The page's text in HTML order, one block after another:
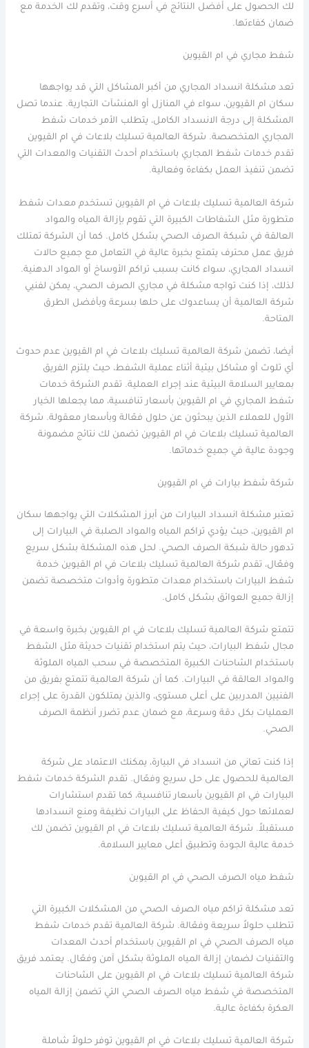
لك الحصول على أفضل النتائج في أسرع وقت، وتقدم لك الخدمة مع
ضمان كفاءتها.
شفط مجاري في ام القيوين
تعد مشكلة انسداد المجاري من أكبر المشاكل التي قد يواجهها
سكان ام القيوين، سواء في المنازل أو المنشآت التجارية. عندما تصل
المشكلة إلى درجة الانسداد الكامل، يتطلب الأمر خدمات شفط
المجاري المتخصصة. شركة العالمية تسليك بلاعات في ام القيوين
تقدم خدمات شفط المجاري باستخدام أحدث التقنيات والمعدات التي
تضمن تنفيذ العمل بكفاءة وفعالية.
شركة العالمية تسليك بلاعات في ام القيوين تستخدم معدات شفط
متطورة مثل الشفاطات الكبيرة التي تقوم بإزالة المياه والمواد
العالقة في شبكة الصرف الصحي بشكل كامل. كما أن الشركة تمتلك
فريق عمل محترف يتمتع بخبرة عالية في التعامل مع جميع حالات
انسداد المجاري، سواء كانت بسبب تراكم الأوساخ أو المواد الدهنية.
لذلك، إذا كنت تواجه مشكلة في مجاري الصرف الصحي، يمكن لفنيي
شركة العالمية أن يساعدوك على حلها بسرعة وبأفضل الطرق
المتاحة.
أيضا، تضمن شركة العالمية تسليك بلاعات في ام القيوين عدم حدوث
أي تلوث أو مشاكل بيئية أثناء عملية الشفط، حيث يلتزم الفريق
بمعايير السلامة البيئية عند إجراء العملية. تقدم الشركة خدمات
شفط المجاري في ام القيوين بأسعار تنافسية، مما يجعلها الخيار
الأول للعملاء الذين يبحثون عن حلول فعّالة وبأسعار معقولة. شركة
العالمية تسليك بلاعات في ام القيوين تضمن لك نتائج مضمونة
وجودة عالية في جميع خدماتها.
شركة شفط بيارات في ام القيوين
تعتبر مشكلة انسداد البيارات من أبرز المشكلات التي يواجهها سكان
ام القيوين، حيث يؤدي تراكم المياه والمواد الصلبة في البيارات إلى
تدهور حالة شبكة الصرف الصحي. لحل هذه المشكلة بشكل سريع
وفعّال، تقدم شركة العالمية تسليك بلاعات في ام القيوين خدمة
شفط البيارات باستخدام معدات متطورة وأدوات متخصصة تضمن
إزالة جميع العوائق بشكل كامل.
تتمتع شركة العالمية تسليك بلاعات في ام القيوين بخبرة واسعة في
مجال شفط البيارات، حيث يتم استخدام تقنيات حديثة مثل الشفط
باستخدام الشاحنات الكبيرة المتخصصة في سحب المياه الملوثة
والمواد العالقة في البيارات. كما أن شركة العالمية تتمتع بفريق من
الفنيين المدربين على أعلى مستوى، والذين يمتلكون القدرة على إجراء
العمليات بكل دقة وسرعة، مع ضمان عدم تضرر أنظمة الصرف
الصحي.
إذا كنت تعاني من انسداد في البيارة، يمكنك الاعتماد على شركة
العالمية للحصول على حل سريع وفعّال. تقدم الشركة خدمات شفط
البيارات في ام القيوين بأسعار تنافسية، كما تقدم استشارات
لعملائها حول كيفية الحفاظ على البيارات نظيفة ومنع انسدادها
مستقبلاً. شركة العالمية تسليك بلاعات في ام القيوين تضمن لك
خدمة عالية الجودة وتطبيق أعلى معايير السلامة.
شفط مياه الصرف الصحي في ام القيوين
تعد مشكلة تراكم مياه الصرف الصحي من المشكلات الكبيرة التي
تتطلب حلولاً سريعة وفعّالة. شركة العالمية تقدم خدمات شفط
مياه الصرف الصحي في ام القيوين باستخدام أحدث المعدات
والتقنيات لضمان إزالة المياه الملوثة بشكل آمن وفعّال. يعتمد فريق
شركة العالمية تسليك بلاعات في ام القيوين على الشاحنات
المتخصصة في شفط مياه الصرف الصحي التي تضمن إزالة المياه
العكرة بكفاءة عالية.
شركة العالمية تسليك بلاعات في ام القيوين توفر حلولاً شاملة